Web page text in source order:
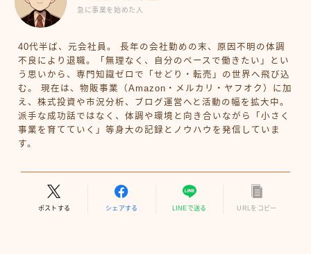
急に事業を始めた人
40代半ば、元会社員。 長年の会社勤めの末、原因不明の体調
不良により退職。「無理なく、自分のペースで働きたい」とい
う思いから、専門知識ゼロで「せどり・転売」の世界へ飛び込
む。 現在は、物販事業（Amazon・メルカリ・ヤフオク）に加
え、株式投資や市況分析、ブログ運営へと活動の幅を拡大中。
派手な成功話ではなく、体調や環境と向き合いながら「小さく
事業を育てていく」等身大の記録とノウハウを発信していま
す。
ポストする シェアする LINEで送る URLをコピー